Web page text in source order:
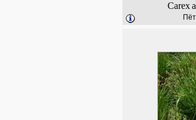
Carex